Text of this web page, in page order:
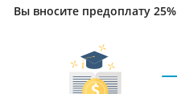
Вы вносите предоплату 25%